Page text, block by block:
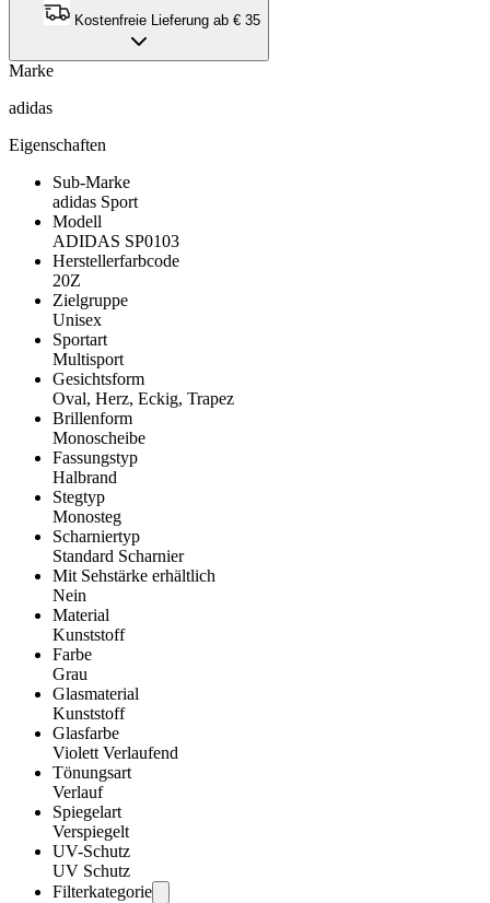
Kostenfreie Lieferung ab € 35
Marke
adidas
Eigenschaften
Sub-Marke
adidas Sport
Modell
ADIDAS SP0103
Herstellerfarbcode
20Z
Zielgruppe
Unisex
Sportart
Multisport
Gesichtsform
Oval, Herz, Eckig, Trapez
Brillenform
Monoscheibe
Fassungstyp
Halbrand
Stegtyp
Monosteg
Scharniertyp
Standard Scharnier
Mit Sehstärke erhältlich
Nein
Material
Kunststoff
Farbe
Grau
Glasmaterial
Kunststoff
Glasfarbe
Violett Verlaufend
Tönungsart
Verlauf
Spiegelart
Verspiegelt
UV-Schutz
UV Schutz
Filterkategorie